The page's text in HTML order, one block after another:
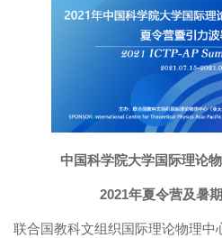
中国科学院大学国际理论
2021年夏令营及暑
联合国教科文组织国际理论物理中